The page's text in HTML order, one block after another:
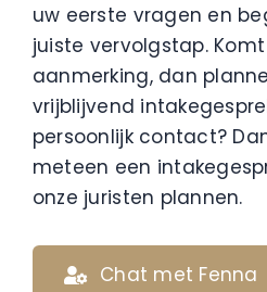
uw eerste vragen en
juiste vervolgstap.
aanmerking, dan
vrijblijvend
persoonlijk contact?
meteen een
onze juristen plannen.
Chat met Fenna